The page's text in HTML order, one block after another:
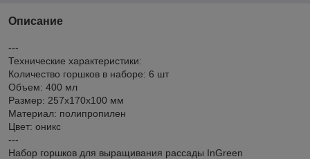
Описание
---
Технические характеристики:
Количество горшков в наборе: 6 шт
Объем: 400 мл
Размер: 257х170х100 мм
Материал: полипропилен
Цвет: оникс
---
Набор горшков для выращивания рассады InGreen